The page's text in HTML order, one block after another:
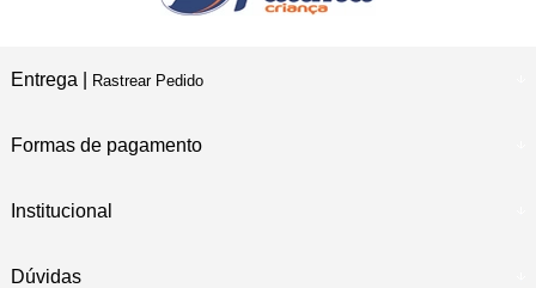
Entrega | Rastrear Pedido
Formas de pagamento
Institucional
Dúvidas